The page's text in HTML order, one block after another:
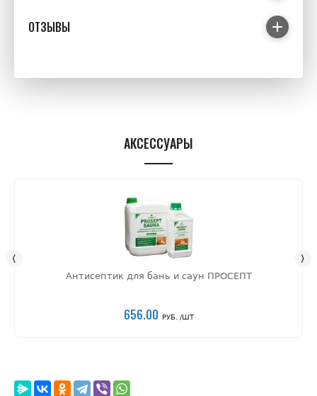
ОТЗЫВЫ
АКСЕССУАРЫ
Антисептик для бань и саун ПРОСЕПТ
656.00 РУБ. /ШТ